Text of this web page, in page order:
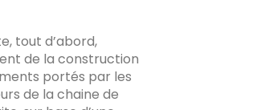
tout d’abord,
de la construction
portés par les
de la chaine de